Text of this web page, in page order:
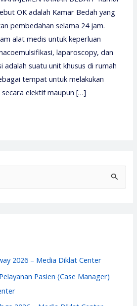
OK adalah Kamar Bedah yang
pembedahan selama 24 jam.
alat medis untuk keperluan
laparoscopy, dan
adalah suatu unit khusus di rumah
tempat untuk melakukan
elektif maupun […]
2026 – Media Diklat Center
Pasien (Case Manager)